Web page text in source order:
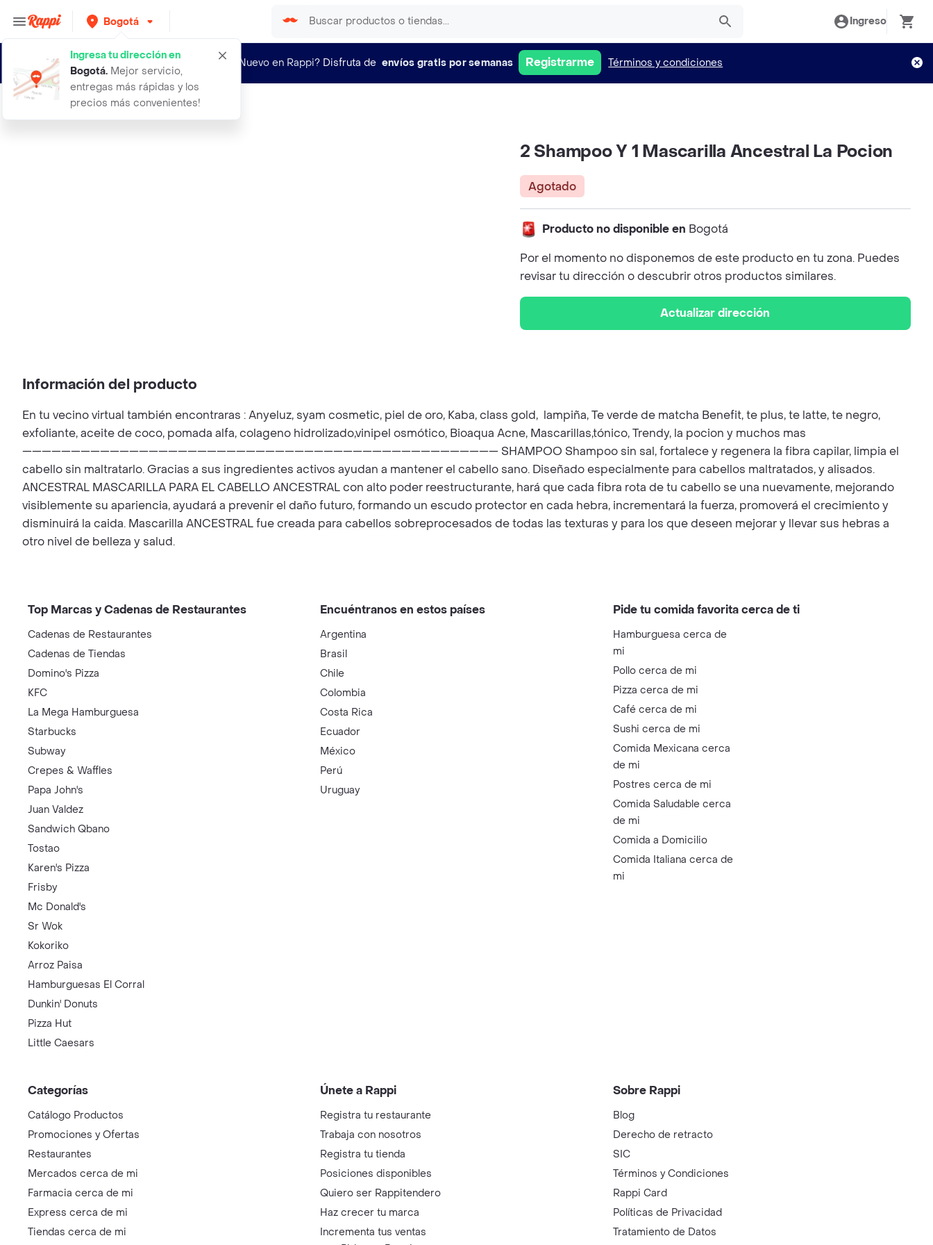
Bogotá
Ingresa tu dirección en
Bogotá. Mejor servicio,
entregas más rápidas y los
precios más convenientes!
Ingreso
¿Nuevo en Rappi? Disfruta de envíos gratis por semanas Registrarme Términos y condiciones
2 shampoo y 1 mascarilla ancestral
2 Shampoo Y 1 Mascarilla Ancestral La Pocion
Agotado
Producto no disponible en Bogotá
Por el momento no disponemos de este producto en tu zona. Puedes
revisar tu dirección o descubrir otros productos similares.
Actualizar dirección
Información del producto
En tu vecino virtual también encontraras : Anyeluz, syam cosmetic, piel de oro, Kaba, class gold, lampiña, Te verde de matcha Benefit, te plus, te latte, te negro,
exfoliante, aceite de coco, pomada alfa, colageno hidrolizado,vinipel osmótico, Bioaqua Acne, Mascarillas,tónico, Trendy, la pocion y muchos mas
————————————————————————————————————————————————— SHAMPOO Shampoo sin sal, fortalece y regenera la fibra capilar, limpia el
cabello sin maltratarlo. Gracias a sus ingredientes activos ayudan a mantener el cabello sano. Diseñado especialmente para cabellos maltratados, y alisados.
ANCESTRAL MASCARILLA PARA EL CABELLO ANCESTRAL con alto poder reestructurante, hará que cada fibra rota de tu cabello se una nuevamente, mejorando
visiblemente su apariencia, ayudará a prevenir el daño futuro, formando un escudo protector en cada hebra, incrementará la fuerza, promoverá el crecimiento y
disminuirá la caida. Mascarilla ANCESTRAL fue creada para cabellos sobreprocesados de todas las texturas y para los que deseen mejorar y llevar sus hebras a
otro nivel de belleza y salud.
Top Marcas y Cadenas de Restaurantes
Cadenas de Restaurantes
Cadenas de Tiendas
Domino's Pizza
KFC
La Mega Hamburguesa
Starbucks
Subway
Crepes & Waffles
Papa John's
Juan Valdez
Sandwich Qbano
Tostao
Karen's Pizza
Frisby
Mc Donald's
Sr Wok
Kokoriko
Arroz Paisa
Hamburguesas El Corral
Dunkin' Donuts
Pizza Hut
Little Caesars
Encuéntranos en estos países
Argentina
Brasil
Chile
Colombia
Costa Rica
Ecuador
México
Perú
Uruguay
Pide tu comida favorita cerca de ti
Hamburguesa cerca de
mi
Pollo cerca de mi
Pizza cerca de mi
Café cerca de mi
Sushi cerca de mi
Comida Mexicana cerca
de mi
Postres cerca de mi
Comida Saludable cerca
de mi
Comida a Domicilio
Comida Italiana cerca de
mi
Categorías
Catálogo Productos
Promociones y Ofertas
Restaurantes
Mercados cerca de mi
Farmacia cerca de mi
Express cerca de mi
Tiendas cerca de mi
Únete a Rappi
Registra tu restaurante
Trabaja con nosotros
Registra tu tienda
Posiciones disponibles
Quiero ser Rappitendero
Haz crecer tu marca
Incrementa tus ventas
Sobre Rappi
Blog
Derecho de retracto
SIC
Términos y Condiciones
Rappi Card
Políticas de Privacidad
Tratamiento de Datos